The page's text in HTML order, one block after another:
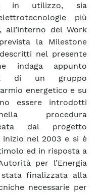
in utilizzo, sia
più
del Work
la Milestone
nel presente
indaga appunto
di un gruppo
energetico e su
essere introdotti
procedura
dal progetto
inizio nel 2003 e si è
ed in risposta a
per l’Energia
finalizzata alla
necessarie per